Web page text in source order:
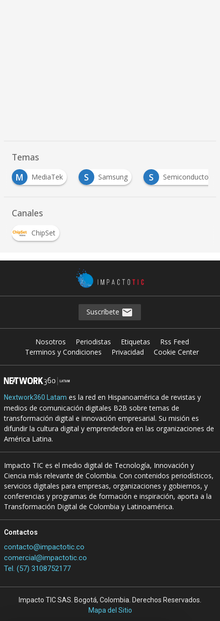
Temas
S
Samsung S Semiconductores T TSMC
Canales
ChipSet
Suscríbete
Nosotros Periodistas Etiquetas
Rss Feed
Terminos y Condiciones
Privacidad Cookie Center
Nextwork360 Latam es la red en Hispanoamérica de revistas y
medios de comunicación digitales B2B sobre temas de
transformación digital e innovación empresarial. Su misión es
difundir la cultura digital y emprendedora en las organizaciones de
América Latina.
Impacto TIC es el medio digital de Tecnología, Innovación y
Ciencia más relevante de Colombia. Con contenidos periodísticos,
servicios digitales para empresas, organizaciones y gobiernos, y
conferencias y programas de formación e inspiración, aporta a la
Transformación Digital de Colombia y Latinoamérica.
Contactos
contacto@impactotic.co
comercial@impactotic.co
Tel. (57) 3108752177
Impacto TIC SAS. Bogotá, Colombia. Derechos Reservados.
Mapa del Sitio